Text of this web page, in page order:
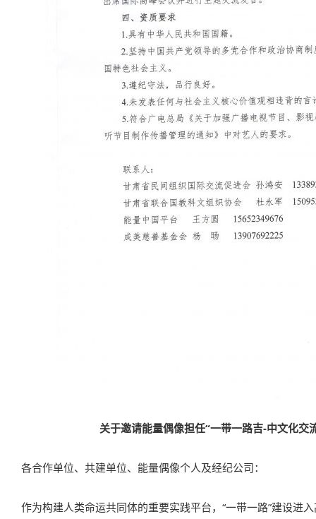
关于邀请能量偶像担任“一带一路吉-中文化交
各合作单位、共建单位、能量偶像个人及经纪公司：
作为构建人类命运共同体的重要实践平台，“一带一路”建设进